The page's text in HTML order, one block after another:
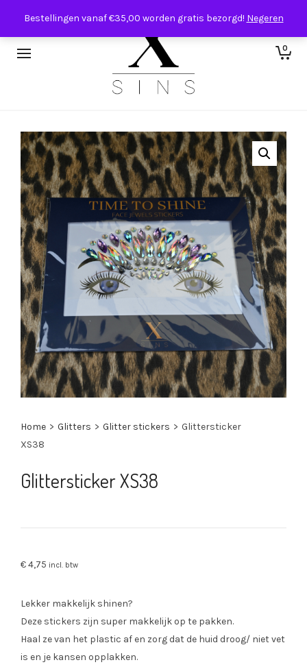
Bestellingen vanaf €35,00 worden gratis bezorgd! Negeren
0
Home > Glitters > Glitter stickers > Glittersticker
XS38
Glittersticker XS38
€4,75 incl. btw
Lekker makkelijk shinen?
Deze stickers zijn super makkelijk op te pakken.
Haal ze van het plastic af en zorg dat de huid droog/ niet vet
is en je kansen opplakken.